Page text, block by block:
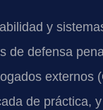
y
de defensa
externos
de práctica,